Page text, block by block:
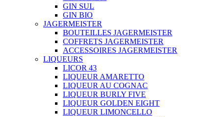
GIN SUL
GIN BIO
JAGERMEISTER
BOUTEILLES JAGERMEISTER
COFFRETS JAGERMEISTER
ACCESSOIRES JAGERMEISTER
LIQUEURS
LICOR 43
LIQUEUR AMARETTO
LIQUEUR AU COGNAC
LIQUEUR BURLY FIVE
LIQUEUR GOLDEN EIGHT
LIQUEUR LIMONCELLO